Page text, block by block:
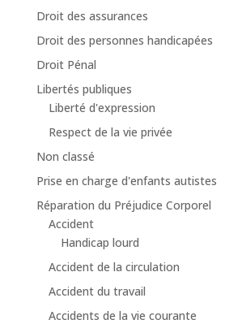
Droit des assurances
Droit des personnes handicapées
Droit Pénal
Libertés publiques
Liberté d'expression
Respect de la vie privée
Non classé
Prise en charge d'enfants autistes
Réparation du Préjudice Corporel
Accident
Handicap lourd
Accident de la circulation
Accident du travail
Accidents de la vie courante